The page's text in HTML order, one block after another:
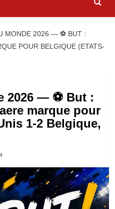
MONDE 2026 — ⚽ BUT :
POUR BELGIQUE (ETATS-
2026 — ⚽ But :
marque pour
1-2 Belgique,